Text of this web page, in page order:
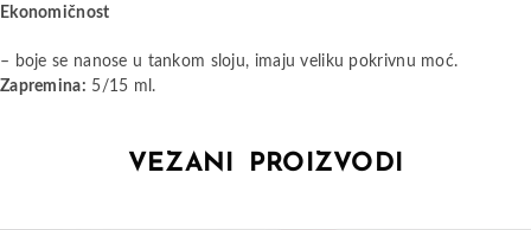
Ekonomičnost
– boje se nanose u tankom sloju, imaju veliku pokrivnu moć.
Zapremina: 5/15 ml.
VEZANI PROIZVODI